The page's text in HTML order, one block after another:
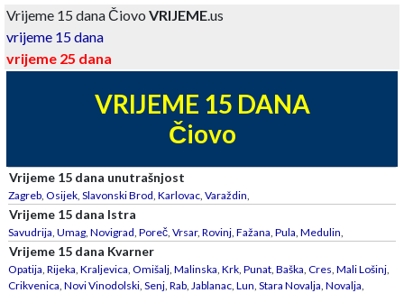
Vrijeme 15 dana ČiovoVRIJEME.us
vrijeme 15 dana
vrijeme 25 dana
VRIJEME 15 DANA
Čiovo
Vrijeme 15 dana unutrašnjost
Zagreb, Osijek, Slavonski Brod, Karlovac, Varaždin,
Vrijeme 15 dana Istra
Savudrija, Umag, Novigrad, Poreč, Vrsar, Rovinj, Fažana, Pula, Medulin,
Vrijeme 15 dana Kvarner
Opatija, Rijeka, Kraljevica, Omišalj, Malinska, Krk, Punat, Baška, Cres, Mali Lošinj,
Crikvenica, Novi Vinodolski, Senj, Rab, Jablanac, Lun, Stara Novalja, Novalja,